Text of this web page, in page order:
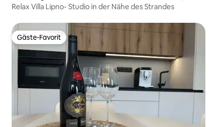
Relax Villa Lipno- Studio in der Nähe des Strandes
Gäste-Favorit
Gäste-Favorit